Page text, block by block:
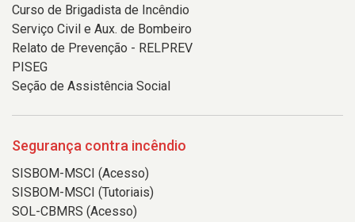
Curso de Brigadista de Incêndio
Serviço Civil e Aux. de Bombeiro
Relato de Prevenção - RELPREV
PISEG
Seção de Assistência Social
Segurança contra incêndio
SISBOM-MSCI (Acesso)
SISBOM-MSCI (Tutoriais)
SOL-CBMRS (Acesso)